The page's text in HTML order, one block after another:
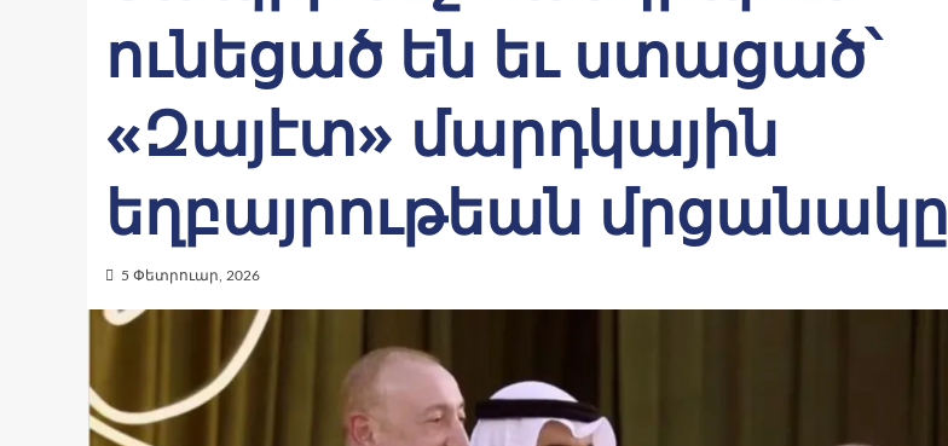
ունեցած են եւ ստացած՝
«Զայէտ» մարդկային
եղբայրութեան մրցանակը
5 Փետրուար, 2026